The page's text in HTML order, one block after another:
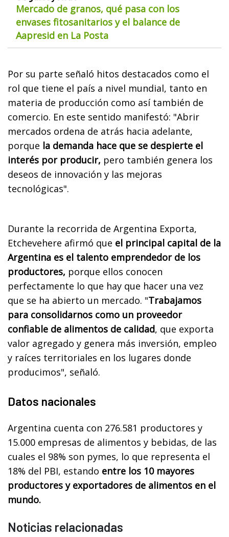
Mercado de granos, qué pasa con los
envases fitosanitarios y el balance de
Aapresid en La Posta
Por su parte señaló hitos destacados como el
rol que tiene el país a nivel mundial, tanto en
materia de producción como así también de
comercio. En este sentido manifestó: "Abrir
mercados ordena de atrás hacia adelante,
porque la demanda hace que se despierte el
interés por producir, pero también genera los
deseos de innovación y las mejoras
tecnológicas".
Durante la recorrida de Argentina Exporta,
Etchevehere afirmó que el principal capital de la
Argentina es el talento emprendedor de los
productores, porque ellos conocen
perfectamente lo que hay que hacer una vez
que se ha abierto un mercado. "Trabajamos
para consolidarnos como un proveedor
confiable de alimentos de calidad, que exporta
valor agregado y genera más inversión, empleo
y raíces territoriales en los lugares donde
producimos", señaló.
Datos nacionales
Argentina cuenta con 276.581 productores y
15.000 empresas de alimentos y bebidas, de las
cuales el 98% son pymes, lo que representa el
18% del PBI, estando entre los 10 mayores
productores y exportadores de alimentos en el
mundo.
Noticias relacionadas